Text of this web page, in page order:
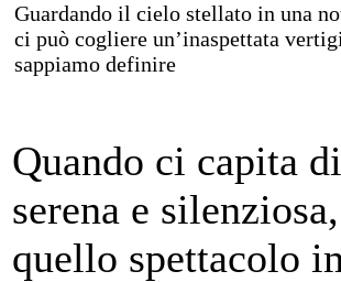
Guardando il cielo stellato in una
ci può cogliere un’inaspettata
sappiamo definire
Quando ci capita
serena e
quello spettacolo